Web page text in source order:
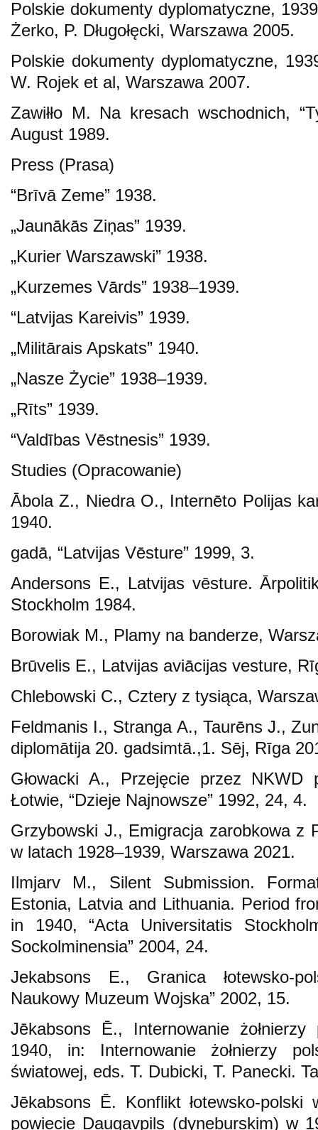
Polskie dokumenty dyplomatyczne,
Żerko, P. Długołęcki, Warszawa 2005.
Polskie dokumenty dyplomatyczne,
W. Rojek et al, Warszawa 2007.
Zawiłło M. Na kresach wschodnich,
August 1989.
Press (Prasa)
“Brīvā Zeme” 1938.
„Jaunākās Ziņas” 1939.
„Kurier Warszawski” 1938.
„Kurzemes Vārds” 1938–1939.
“Latvijas Kareivis” 1939.
„Militārais Apskats” 1940.
„Nasze Życie” 1938–1939.
„Rīts” 1939.
“Valdības Vēstnesis” 1939.
Studies (Opracowanie)
Ābola Z., Niedra O., Internēto Polijas
1940.
gadā, “Latvijas Vēsture” 1999, 3.
Andersons E., Latvijas vēsture.
Stockholm 1984.
Borowiak M., Plamy na banderze,
Brūvelis E., Latvijas aviācijas vesture,
Chlebowski C., Cztery z tysiąca,
Feldmanis I., Stranga A., Taurēns J.,
diplomātija 20. gadsimtā.,1. Sēj, Rīga
Głowacki A., Przejęcie przez NKWD
Łotwie, “Dzieje Najnowsze” 1992, 24, 4.
Grzybowski J., Emigracja zarobkowa z
w latach 1928–1939, Warszawa 2021.
Ilmjarv M., Silent Submission.
Estonia, Latvia and Lithuania. Period
in 1940, “Acta Universitatis
Sockolminensia” 2004, 24.
Jekabsons E., Granica łotewsko-
Naukowy Muzeum Wojska” 2002, 15.
Jēkabsons Ē., Internowanie
1940, in: Internowanie żołnierzy
światowej, eds. T. Dubicki, T. Panecki.
Jēkabsons Ē. Konflikt łotewsko-polski
powiecie Daugavpils (dyneburskim) w